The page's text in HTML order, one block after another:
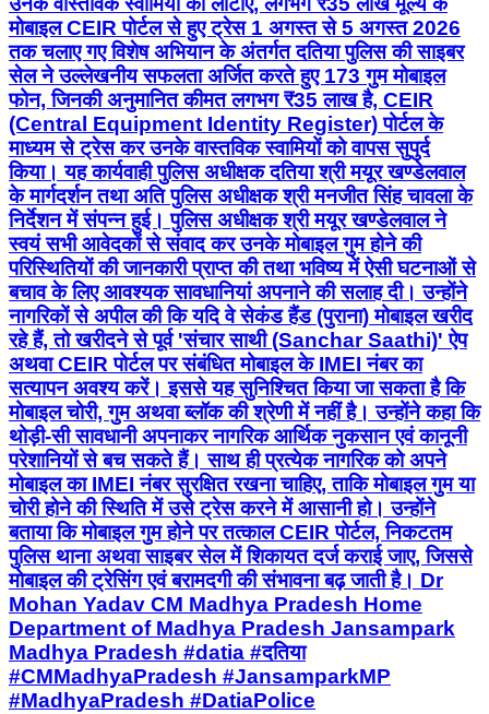
मोबाइल CEIR पोर्टल से हुए ट्रेस 1 अगस्त से 5 अगस्त 2026
तक चलाए गए विशेष अभियान के अंतर्गत दतिया पुलिस की साइबर
सेल ने उल्लेखनीय सफलता अर्जित करते हुए 173 गुम मोबाइल
फोन, जिनकी अनुमानित कीमत लगभग ₹35 लाख है, CEIR
(Central Equipment Identity Register) पोर्टल के
माध्यम से ट्रेस कर उनके वास्तविक स्वामियों को वापस सुपुर्द
किया। यह कार्यवाही पुलिस अधीक्षक दतिया श्री मयूर खण्डेलवाल
के मार्गदर्शन तथा अति पुलिस अधीक्षक श्री मनजीत सिंह चावला के
निर्देशन में संपन्न हुई। पुलिस अधीक्षक श्री मयूर खण्डेलवाल ने
स्वयं सभी आवेदकों से संवाद कर उनके मोबाइल गुम होने की
परिस्थितियों की जानकारी प्राप्त की तथा भविष्य में ऐसी घटनाओं से
बचाव के लिए आवश्यक सावधानियां अपनाने की सलाह दी। उन्होंने
नागरिकों से अपील की कि यदि वे सेकंड हैंड (पुराना) मोबाइल खरीद
रहे हैं, तो खरीदने से पूर्व 'संचार साथी (Sanchar Saathi)' ऐप
अथवा CEIR पोर्टल पर संबंधित मोबाइल के IMEI नंबर का
सत्यापन अवश्य करें। इससे यह सुनिश्चित किया जा सकता है कि
मोबाइल चोरी, गुम अथवा ब्लॉक की श्रेणी में नहीं है। उन्होंने कहा कि
थोड़ी-सी सावधानी अपनाकर नागरिक आर्थिक नुकसान एवं कानूनी
परेशानियों से बच सकते हैं। साथ ही प्रत्येक नागरिक को अपने
मोबाइल का IMEI नंबर सुरक्षित रखना चाहिए, ताकि मोबाइल गुम या
चोरी होने की स्थिति में उसे ट्रेस करने में आसानी हो। उन्होंने
बताया कि मोबाइल गुम होने पर तत्काल CEIR पोर्टल, निकटतम
पुलिस थाना अथवा साइबर सेल में शिकायत दर्ज कराई जाए, जिससे
मोबाइल की ट्रेसिंग एवं बरामदगी की संभावना बढ़ जाती है। Dr
Mohan Yadav CM Madhya Pradesh Home
Department of Madhya Pradesh Jansampark
Madhya Pradesh #datia #दतिया
#CMMadhyaPradesh #JansamparkMP
#MadhyaPradesh #DatiaPolice